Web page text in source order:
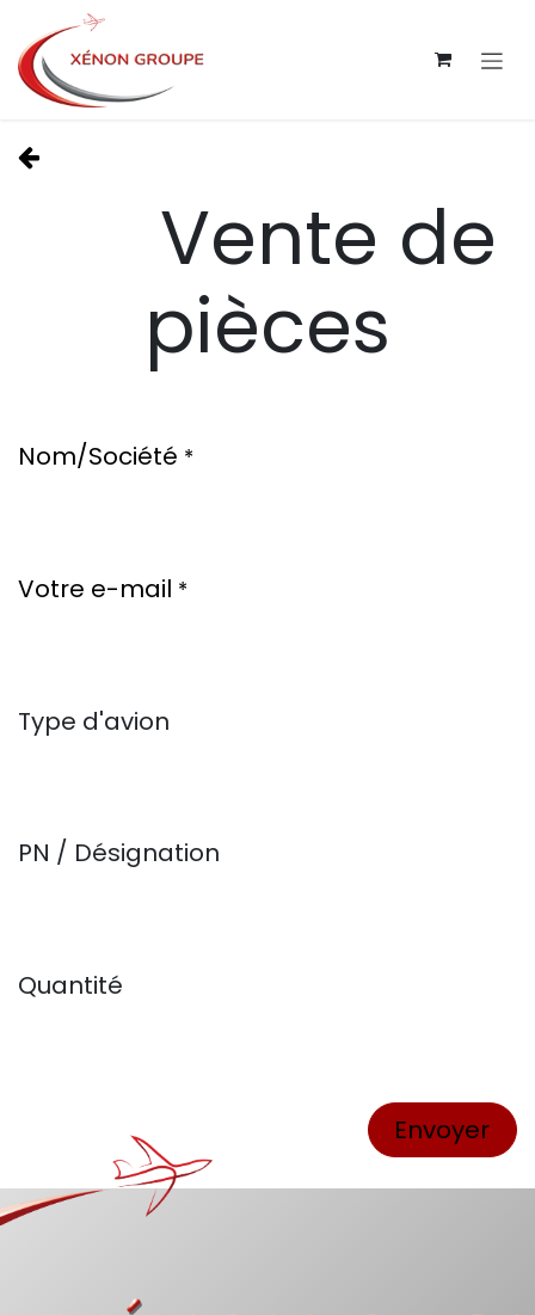
Skip to Content
Vente de
pièces
Nom/Société *
Votre e-mail *
Type d'avion
PN / Désignation
Quantité
Envoyer